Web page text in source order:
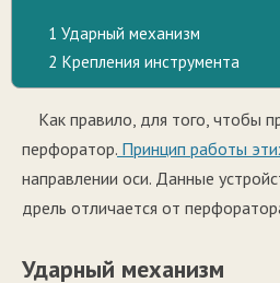
1 Ударный механизм
2 Крепления инструмента
Как правило, для того, чтобы
перфоратор. Принцип работы
направлении оси. Данные
дрель отличается от
Ударный механизм